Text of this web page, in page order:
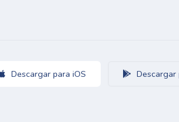
Descargar para iOS